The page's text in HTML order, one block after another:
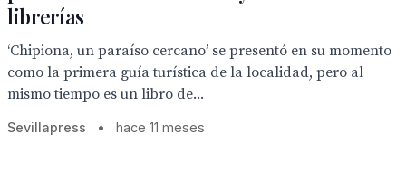
librerías
‘Chipiona, un paraíso cercano’ se presentó en su momento
como la primera guía turística de la localidad, pero al
mismo tiempo es un libro de...
Sevillapress • hace 11 meses